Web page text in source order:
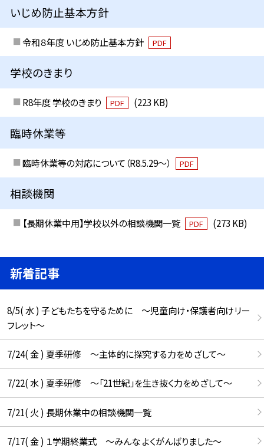
いじめ防止基本方針
令和８年度 いじめ防止基本方針 PDF
学校のきまり
R8年度 学校のきまり PDF (223 KB)
臨時休業等
臨時休業等の対応について（R8.5.29～） PDF
相談機関
【長期休業中用】学校以外の相談機関一覧 PDF (273 KB)
新着記事
8/5( 水 ) 子どもたちを守るために ～児童向け・保護者向けリー
フレット～
7/24( 金 ) 夏季研修 ～主体的に探究する力をめざして～
7/22( 水 ) 夏季研修 ～「21世紀」を生き抜く力をめざして～
7/21( 火 ) 長期休業中の相談機関一覧
7/17( 金 ) １学期終業式 ～みんな よくがんばりました～